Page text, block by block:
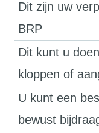
Dit zijn uw
BRP
Dit kunt u
kloppen of
U kunt een
bewust